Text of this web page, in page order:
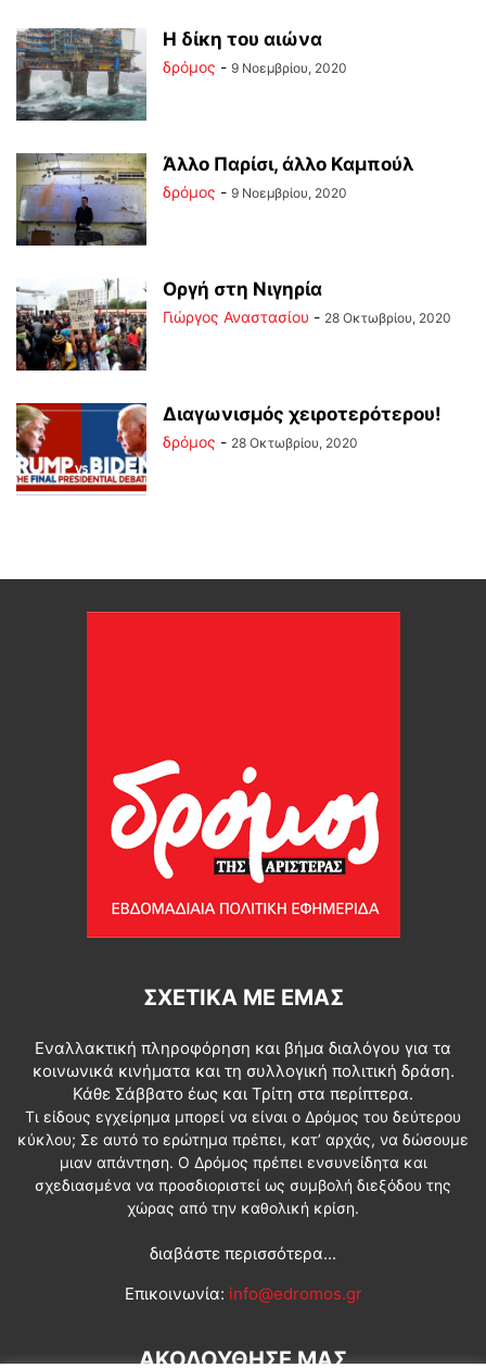
Η δίκη του αιώνα
δρόμος - 9 Νοεμβρίου, 2020
Άλλο Παρίσι, άλλο Καμπούλ
δρόμος - 9 Νοεμβρίου, 2020
Οργή στη Νιγηρία
Γιώργος Αναστασίου - 28 Οκτωβρίου, 2020
Διαγωνισμός χειροτερότερου!
δρόμος - 28 Οκτωβρίου, 2020
ΣΧΕΤΙΚΆ ΜΕ ΕΜΆΣ
Εναλλακτική πληροφόρηση και βήμα διαλόγου για τα
κοινωνικά κινήματα και τη συλλογική πολιτική δράση.
Κάθε Σάββατο έως και Τρίτη στα περίπτερα.
Τι είδους εγχείρημα μπορεί να είναι ο Δρόμος του δεύτερου
κύκλου; Σε αυτό το ερώτημα πρέπει, κατ’ αρχάς, να δώσουμε
μιαν απάντηση. Ο Δρόμος πρέπει ενσυνείδητα και
σχεδιασμένα να προσδιοριστεί ως συμβολή διεξόδου της
χώρας από την καθολική κρίση.
διαβάστε περισσότερα...
Επικοινωνία: info@edromos.gr
ΑΚΟΛΟΥΘΗΣΕ ΜΑΣ